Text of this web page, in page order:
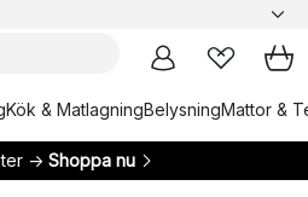
Kök & MatlagningBelysningMattor &
→ Shoppa nu